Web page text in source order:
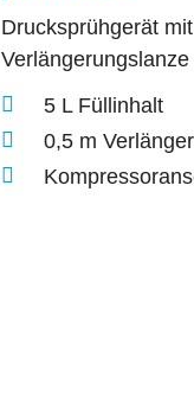
Drucksprühgerät
Verlängerungslanze
5 L Füllinhalt
0,5 m